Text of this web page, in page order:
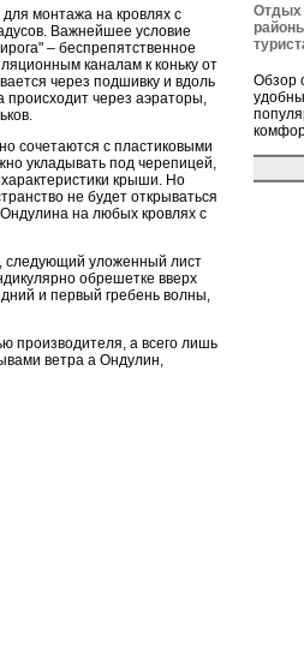
монтажа на кровлях с
Важнейшее условие
– беспрепятственное
каналам к коньку от
через подшивку и вдоль
происходит через аэраторы,
сочетаются с пластиковыми
укладывать под черепицей,
крыши. Но
не будет открываться
на любых кровлях с
следующий уложенный лист
обрешетке вверх
и первый гребень волны,
производителя, а всего лишь
ветра а Ондулин,
Отдых
Обзор